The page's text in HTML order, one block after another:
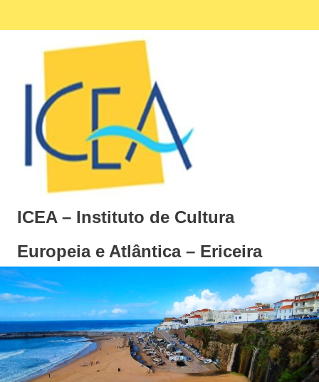
ICEA – Instituto de Cultura
Europeia e Atlântica – Ericeira
Instituto
de
Cultura
Europeia
e
Atlântica